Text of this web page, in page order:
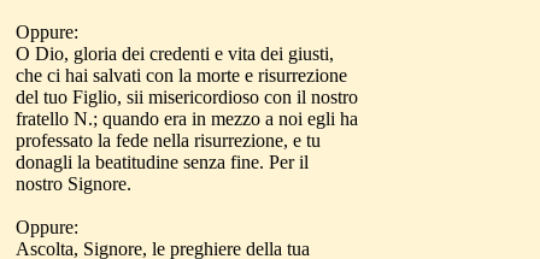
Oppure:
O Dio, gloria dei credenti e vita dei giusti,
che ci hai salvati con la morte e risurrezione
del tuo Figlio, sii misericordioso con il nostro
fratello N.; quando era in mezzo a noi egli ha
professato la fede nella risurrezione, e tu
donagli la beatitudine senza fine. Per il
nostro Signore.
Oppure:
Ascolta, Signore, le preghiere della tua